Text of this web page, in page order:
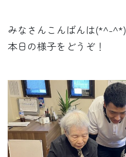
みなさんこんばんは(*^-^*)
本日の様子をどうぞ！